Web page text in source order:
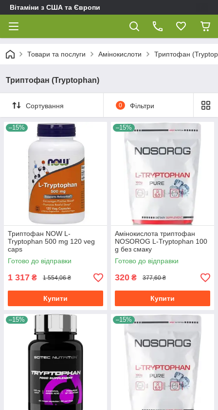
Вітаміни з США та Європи
Товари та послуги Амінокислоти Триптофан
Триптофан (Tryptophan)
Сортування 0 Фільтри
–15%
Триптофан NOW L-
Tryptophan 500 mg 120 veg
caps
Готово до відправки
1 317 ₴ 1 554,06 ₴
Купити
–15%
Амінокислота триптофан
NOSOROG L-Tryptophan 100
g без смаку
Готово до відправки
320 ₴ 377,60 ₴
Купити
–15% –15%